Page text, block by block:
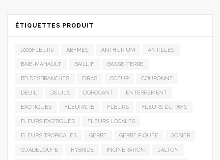
ÉTIQUETTES PRODUIT
1000FLEURS ABYMES ANTHURIUM ANTILLES
BAIE-MAHAULT BAILLIF BASSE-TERRE
BD DESBRANCHES BIRAS COEUR COURONNE
DEUIL DEUILS DOROCANT ENTERREMENT
EXOTIQUES FLEURISTE FLEURS FLEURS DU PAYS
FLEURS EXOTIQUES FLEURS LOCALES
FLEURS TROPICALES GERBE GERBE PIQUÉE GOSIER
GUADELOUPE HYBRIDE INCINÉRATION JALTON